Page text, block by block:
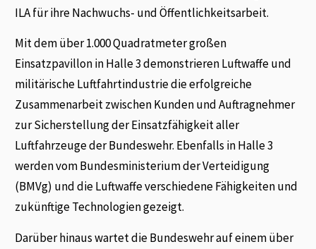
ILA für ihre Nachwuchs- und Öffentlichkeitsarbeit.
Mit dem über 1.000 Quadratmeter großen
Einsatzpavillon in Halle 3 demonstrieren Luftwaffe und
militärische Luftfahrtindustrie die erfolgreiche
Zusammenarbeit zwischen Kunden und Auftragnehmer
zur Sicherstellung der Einsatzfähigkeit aller
Luftfahrzeuge der Bundeswehr. Ebenfalls in Halle 3
werden vom Bundesministerium der Verteidigung
(BMVg) und die Luftwaffe verschiedene Fähigkeiten und
zukünftige Technologien gezeigt.
Darüber hinaus wartet die Bundeswehr auf einem über